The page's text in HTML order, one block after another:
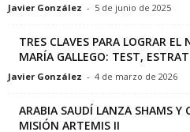
Javier González - 5 de junio de 2025
TRES CLAVES PARA LOGRAR EL
MARÍA GALLEGO: TEST,
Javier González - 4 de marzo de 2026
ARABIA SAUDÍ LANZA SHAMS Y
MISIÓN ARTEMIS II